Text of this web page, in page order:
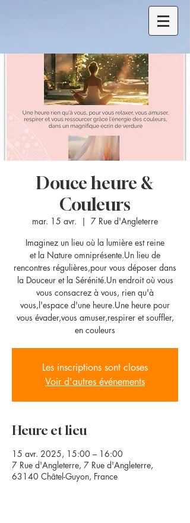
Douce heure &
Couleurs
mar. 15 avr.
  |
7 Rue d'Angleterre
Imaginez un lieu où la lumière est reine
et la Nature omniprésente.Un lieu de
rencontres régulières,pour vous déposer dans
la Douceur et la Sérénité.Un endroit où vous
vous consacrez à vous, rien qu'à
vous,l'espace d'une heure.Une heure pour
vous évader,vous amuser,respirer et souffler,
en couleurs
Les inscriptions sont closes
Voir d'autres événements
Heure et lieu
15 avr. 2025, 15:00 – 16:00
7 Rue d'Angleterre, 7 Rue d'Angleterre,
63140 Châtel-Guyon, France